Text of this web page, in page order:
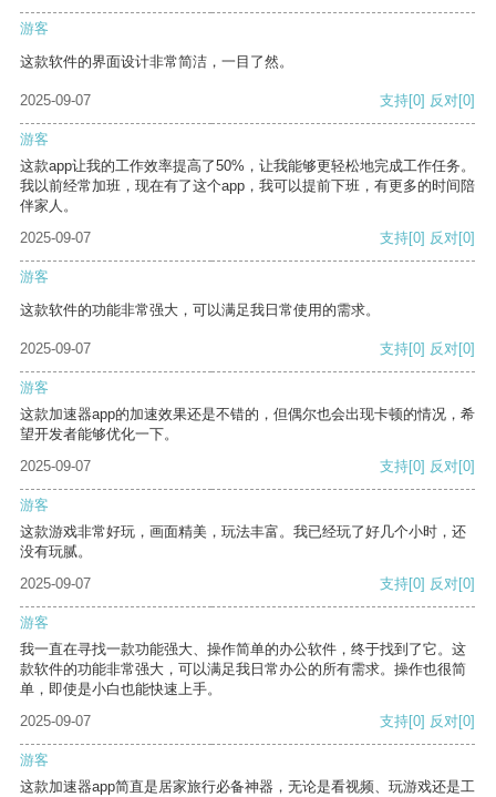
游客
这款软件的界面设计非常简洁，一目了然。
2025-09-07 支持[0] 反对[0]
游客
这款app让我的工作效率提高了50%，让我能够更轻松地完成工作任务。
我以前经常加班，现在有了这个app，我可以提前下班，有更多的时间陪
伴家人。
2025-09-07
支持[0] 反对[0]
游客
这款软件的功能非常强大，可以满足我日常使用的需求。
2025-09-07 支持[0] 反对[0]
游客
这款加速器app的加速效果还是不错的，但偶尔也会出现卡顿的情况，希
望开发者能够优化一下。
2025-09-07
支持[0] 反对[0]
游客
这款游戏非常好玩，画面精美，玩法丰富。我已经玩了好几个小时，还
没有玩腻。
2025-09-07
支持[0] 反对[0]
游客
我一直在寻找一款功能强大、操作简单的办公软件，终于找到了它。这
款软件的功能非常强大，可以满足我日常办公的所有需求。操作也很简
单，即使是小白也能快速上手。
2025-09-07
支持[0] 反对[0]
游客
这款加速器app简直是居家旅行必备神器，无论是看视频、玩游戏还是工